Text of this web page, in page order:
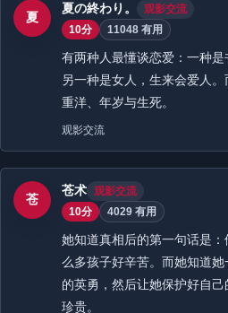
夏
夏の終わり。
观影交流
10分
11048 有用
有两种人最懂谈恋爱：一种是
另一种是女人，生来会爱人
重洋、年岁与生死。
观影交流
苍
苍术 观影交流
10分
4029 有用
她知道真相后的第一句话是
么多孩子好辛苦。而她知道
的英勇，然后让她保护好自
珍贵。